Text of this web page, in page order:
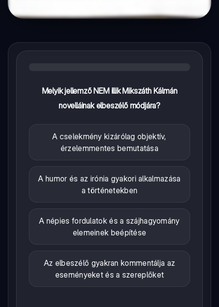
Melyik jellemző NEM illik Mikszáth Kálmán
novelláinak elbeszélő módjára?
A cselekmény kizárólag objektív,
érzelemmentes bemutatása
A humor és az irónia gyakori alkalmazása
a történetekben
A népies fordulatok és a szájhagyomány
elemeinek beépítése
Az elbeszélő gyakran kommentálja az
eseményeket és a szereplőket